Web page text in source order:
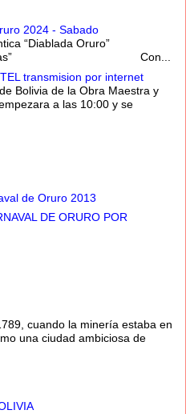
2024 - Sabado
“Diablada Oruro”
“Los Incas” Con...
transmision por internet
Bolivia de la Obra Maestra y
a las 10:00 y se
de Oruro 2013
DE ORURO POR
cuando la minería estaba en
una ciudad ambiciosa de